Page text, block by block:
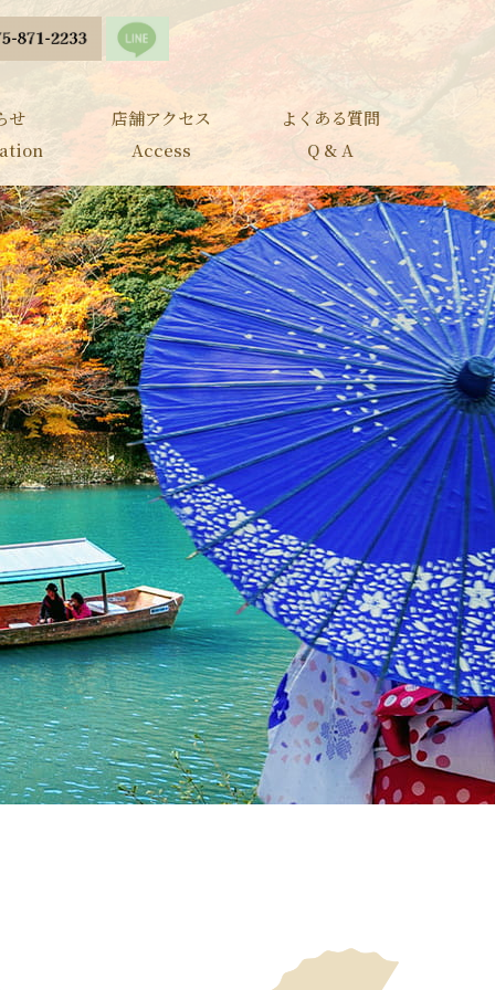
せ
店舗アクセス
Access
よくある質問
Q & A